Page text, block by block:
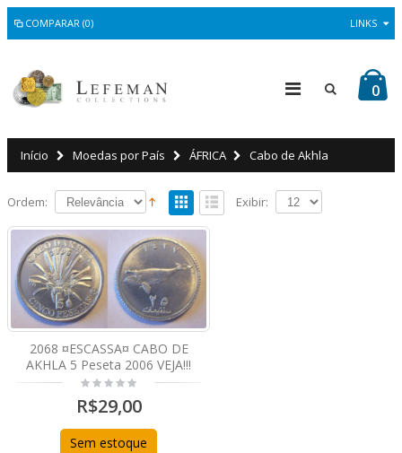
COMPARAR (0) LINKS
0
Início Moedas por País ÁFRICA Cabo de Akhla
Ordem: Exibir:
2068 ¤ESCASSA¤ CABO DE
AKHLA 5 Peseta 2006 VEJA!!!
R$29,00
Sem estoque